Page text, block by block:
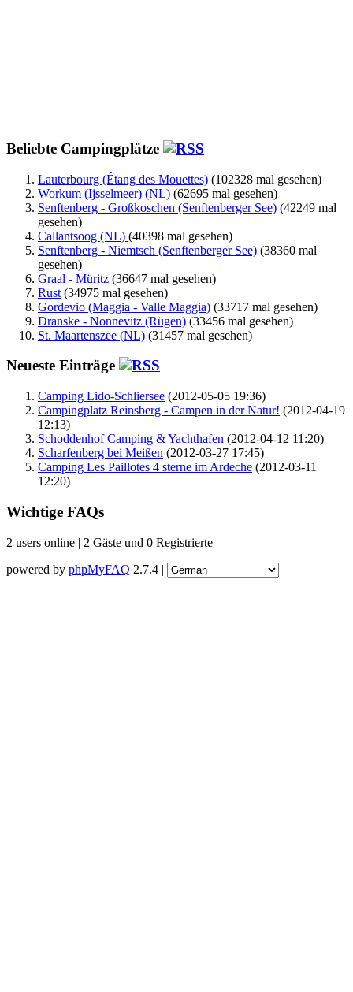
Beliebte Campingplätze
Lauterbourg (Étang des Mouettes) (102328 mal gesehen)
Workum (Ijsselmeer) (NL) (62695 mal gesehen)
Senftenberg - Großkoschen (Senftenberger See) (42249 mal
gesehen)
Callantsoog (NL) (40398 mal gesehen)
Senftenberg - Niemtsch (Senftenberger See) (38360 mal
gesehen)
Graal - Müritz (36647 mal gesehen)
Rust (34975 mal gesehen)
Gordevio (Maggia - Valle Maggia) (33717 mal gesehen)
Dranske - Nonnevitz (Rügen) (33456 mal gesehen)
St. Maartenszee (NL) (31457 mal gesehen)
Neueste Einträge
Camping Lido-Schliersee (2012-05-05 19:36)
Campingplatz Reinsberg - Campen in der Natur! (2012-04-19
12:13)
Schoddenhof Camping & Yachthafen (2012-04-12 11:20)
Scharfenberg bei Meißen (2012-03-27 17:45)
Camping Les Paillotes 4 sterne im Ardeche (2012-03-11
12:20)
Wichtige FAQs
2 users online | 2 Gäste und 0 Registrierte
powered by phpMyFAQ 2.7.4 |